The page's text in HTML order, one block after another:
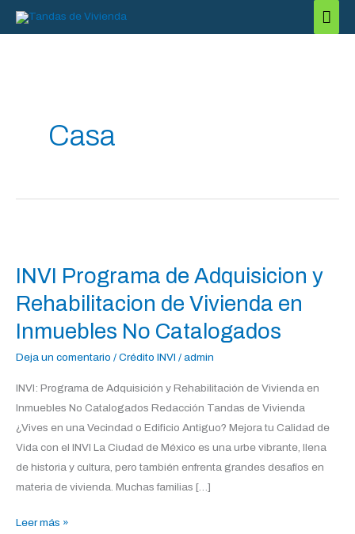
Casa
INVI Programa de Adquisicion y
Rehabilitacion de Vivienda en
Inmuebles No Catalogados
Deja un comentario / Crédito INVI / admin
INVI: Programa de Adquisición y Rehabilitación de Vivienda en
Inmuebles No Catalogados Redacción Tandas de Vivienda
¿Vives en una Vecindad o Edificio Antiguo? Mejora tu Calidad de
Vida con el INVI La Ciudad de México es una urbe vibrante, llena
de historia y cultura, pero también enfrenta grandes desafíos en
materia de vivienda. Muchas familias […]
de
Adquisicion
y
Rehabilitacion
de
en
Inmuebles
No
Catalogados
Leer más »